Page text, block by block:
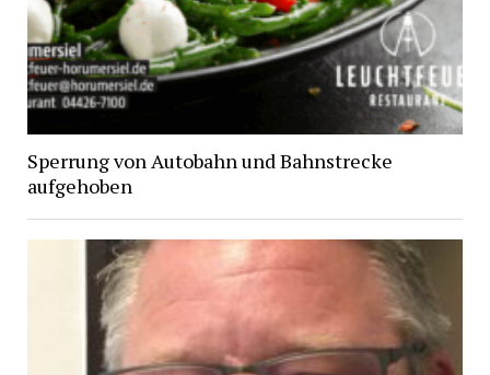
Sperrung von Autobahn und Bahnstrecke
aufgehoben